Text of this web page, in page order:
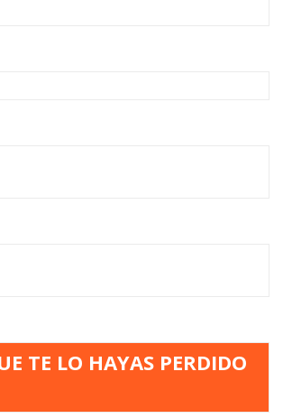
TE LO HAYAS PERDIDO